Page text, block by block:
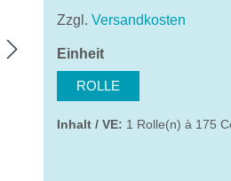
Zzgl. Versandkosten
Einheitauswählen
ROLLE
Inhalt / VE: 1 Rolle(n) à 175